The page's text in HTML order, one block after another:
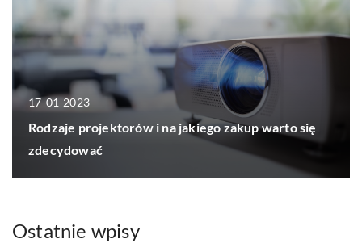
17-01-2023
Rodzaje projektorów i na jakiego zakup warto się
zdecydować
Ostatnie wpisy